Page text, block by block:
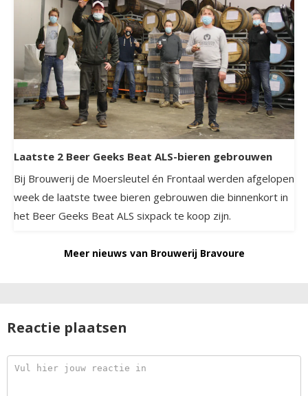
Laatste 2 Beer Geeks Beat ALS-bieren gebrouwen
Bij Brouwerij de Moersleutel én Frontaal werden afgelopen
week de laatste twee bieren gebrouwen die binnenkort in
het Beer Geeks Beat ALS sixpack te koop zijn.
Meer nieuws van Brouwerij Bravoure
Reactie plaatsen